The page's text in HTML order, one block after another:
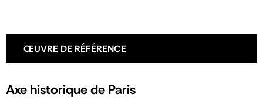
ŒUVRE DE RÉFÉRENCE
Axe historique de Paris